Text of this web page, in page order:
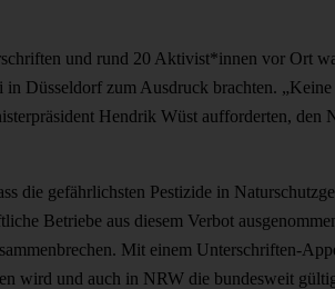
und rund 20 Aktivist*innen vor Ort
Düsseldorf zum Ausdruck brachten.
Hendrik Wüst aufforderten, den
die gefährlichsten Pestizide in
Betriebe aus diesem Verbot
Mit einem Unterschriften-
wird und auch in NRW die bundesweit